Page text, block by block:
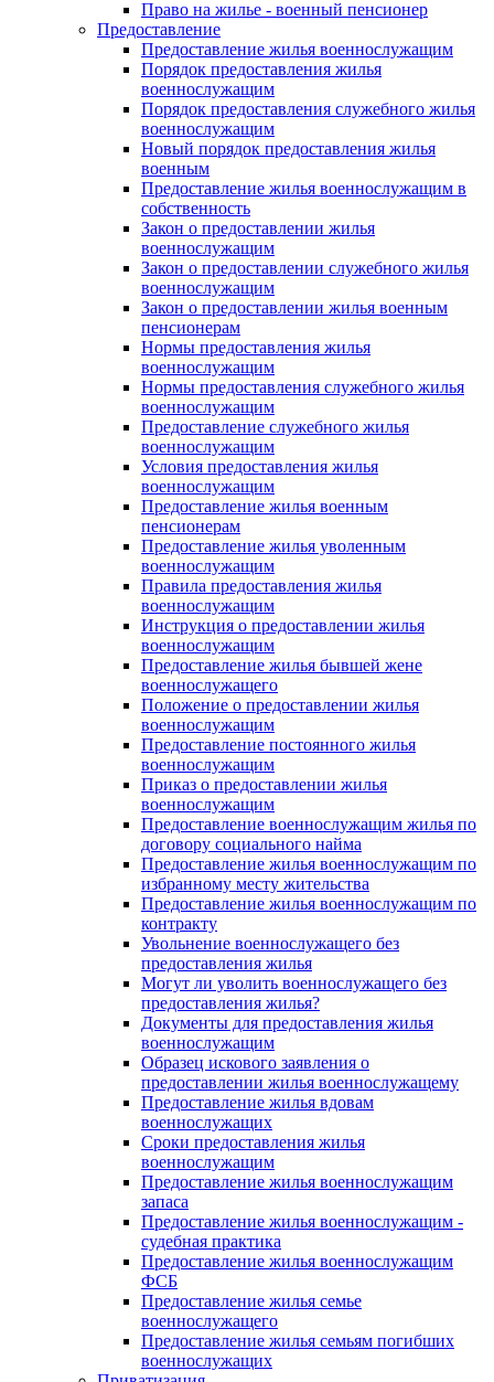
Право на жилье - военный пенсионер
Предоставление
Предоставление жилья военнослужащим
Порядок предоставления жилья
военнослужащим
Порядок предоставления служебного жилья
военнослужащим
Новый порядок предоставления жилья
военным
Предоставление жилья военнослужащим в
собственность
Закон о предоставлении жилья
военнослужащим
Закон о предоставлении служебного жилья
военнослужащим
Закон о предоставлении жилья военным
пенсионерам
Нормы предоставления жилья
военнослужащим
Нормы предоставления служебного жилья
военнослужащим
Предоставление служебного жилья
военнослужащим
Условия предоставления жилья
военнослужащим
Предоставление жилья военным
пенсионерам
Предоставление жилья уволенным
военнослужащим
Правила предоставления жилья
военнослужащим
Инструкция о предоставлении жилья
военнослужащим
Предоставление жилья бывшей жене
военнослужащего
Положение о предоставлении жилья
военнослужащим
Предоставление постоянного жилья
военнослужащим
Приказ о предоставлении жилья
военнослужащим
Предоставление военнослужащим жилья по
договору социального найма
Предоставление жилья военнослужащим по
избранному месту жительства
Предоставление жилья военнослужащим по
контракту
Увольнение военнослужащего без
предоставления жилья
Могут ли уволить военнослужащего без
предоставления жилья?
Документы для предоставления жилья
военнослужащим
Образец искового заявления о
предоставлении жилья военнослужащему
Предоставление жилья вдовам
военнослужащих
Сроки предоставления жилья
военнослужащим
Предоставление жилья военнослужащим
запаса
Предоставление жилья военнослужащим -
судебная практика
Предоставление жилья военнослужащим
ФСБ
Предоставление жилья семье
военнослужащего
Предоставление жилья семьям погибших
военнослужащих